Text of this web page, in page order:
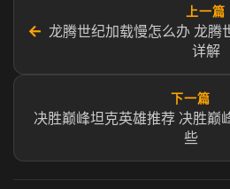
←
上一篇
龙腾世纪加载慢怎么办 龙腾
详解
下一篇
决胜巅峰坦克英雄推荐 决胜巅
些